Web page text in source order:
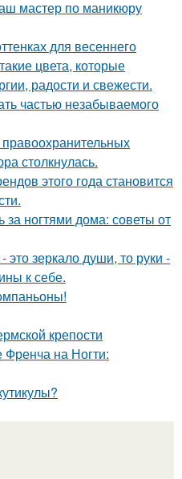
мастер по маникюру
для весеннего
цвета, которые
радости и свежести.
частью незабываемого
столкнулась.
этого года становится
за ногтями дома: советы от
это зеркало души, то руки -
к себе.
крепости
Френча на Ногти: